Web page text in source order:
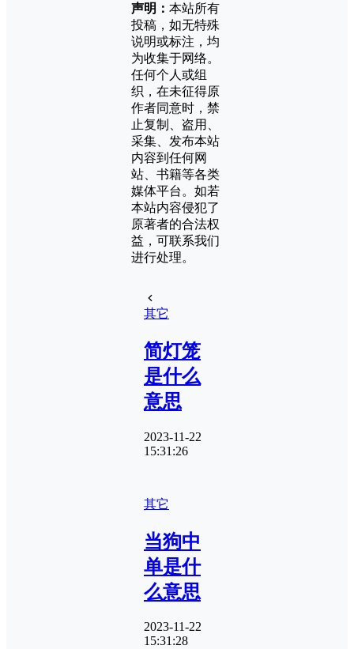
声明： 本站所有
投稿，如无特殊
说明或标注，均
为收集于网络。
任何个人或组
织，在未征得原
作者同意时，禁
止复制、盗用、
采集、发布本站
内容到任何网
站、书籍等各类
媒体平台。如若
本站内容侵犯了
原著者的合法权
益，可联系我们
进行处理。
其它
简灯笼
是什么
意思
2023-11-22
15:31:26
其它
当狗中
单是什
么意思
2023-11-22
15:31:28